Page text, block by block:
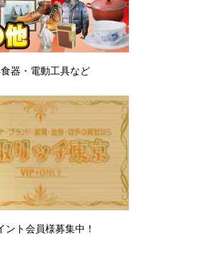
器・電動工具など
ント会員様募集中！